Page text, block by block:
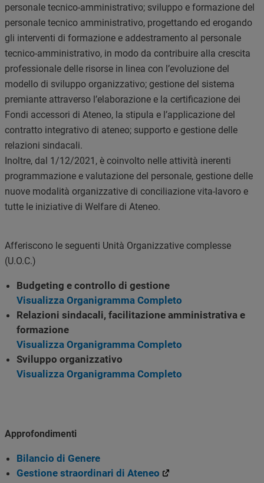
personale tecnico-amministrativo; sviluppo e formazione del
personale tecnico amministrativo, progettando ed erogando
gli interventi di formazione e addestramento al personale
tecnico-amministrativo, in modo da contribuire alla crescita
professionale delle risorse in linea con l’evoluzione del
modello di sviluppo organizzativo; gestione del sistema
premiante attraverso l’elaborazione e la certificazione dei
Fondi accessori di Ateneo, la stipula e l’applicazione del
contratto integrativo di ateneo; supporto e gestione delle
relazioni sindacali.
Inoltre, dal 1/12/2021, è coinvolto nelle attività inerenti
programmazione e valutazione del personale, gestione delle
nuove modalità organizzative di conciliazione vita-lavoro e
tutte le iniziative di Welfare di Ateneo.
Afferiscono le seguenti Unità Organizzative complesse
(U.O.C.)
Budgeting e controllo di gestione
Visualizza Organigramma Completo
Relazioni sindacali, facilitazione amministrativa e
formazione
Visualizza Organigramma Completo
Sviluppo organizzativo
Visualizza Organigramma Completo
Approfondimenti
Bilancio di Genere
Gestione straordinari di Ateneo